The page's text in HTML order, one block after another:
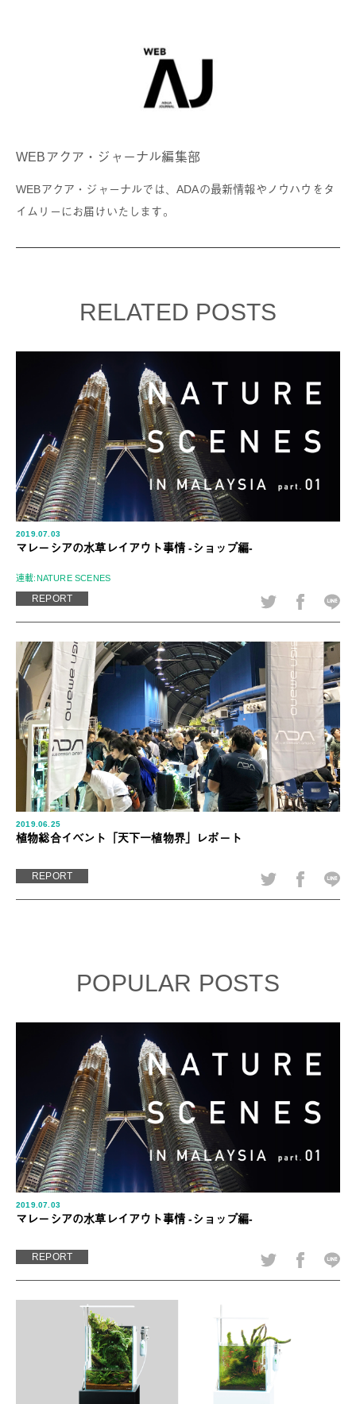
WEBアクア・ジャーナル編集部
WEBアクア・ジャーナルでは、ADAの最新情報やノウハウをタ
イムリーにお届けいたします。
RELATED POSTS
2019.07.03
マレーシアの水草レイアウト事情 -ショップ編-
連載:NATURE SCENES
REPORT
2019.06.25
植物総合イベント「天下一植物界」レポート
REPORT
POPULAR POSTS
2019.07.03
マレーシアの水草レイアウト事情 -ショップ編-
REPORT